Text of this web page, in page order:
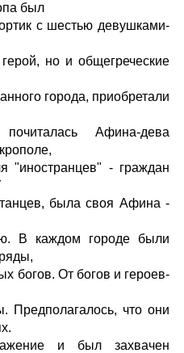
был
с шестью девушками-
но и общегреческие
города, приобретали
Афина-дева
"иностранцев" - граждан
была своя Афина -
В каждом городе были
богов. От богов и героев-
что они
и был захвачен